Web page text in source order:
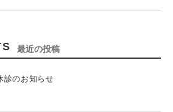
最近の投稿
診のお知らせ